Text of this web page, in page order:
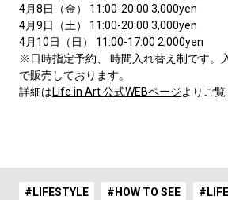
4月8日（金） 11:00-20:00 3,000yen
4月9日（土） 11:00-20:00 3,000yen
4月10日（日） 11:00-17:00 2,000yen
※日時指定予約、 時間入れ替え制です。
で販売しております。
詳細はLife in Art 公式WEBページよりご覧
#LIFESTYLE #HOW TO SEE